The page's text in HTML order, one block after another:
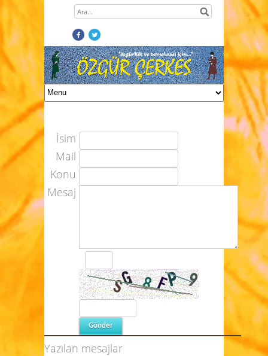
İsim
Mail
Konu
Mesaj
Yazılan mesajlar